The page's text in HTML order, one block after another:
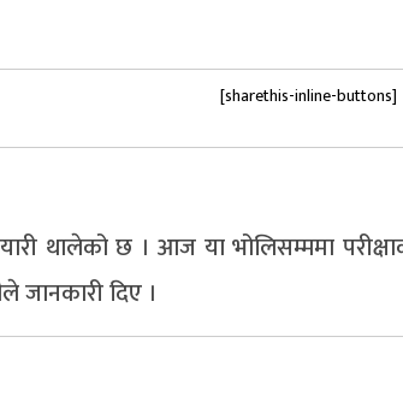
[sharethis-inline-buttons]
तयारी थालेको छ । आज या भोलिसम्ममा
जानकारी दिए ।